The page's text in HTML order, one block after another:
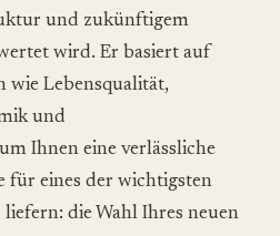
und zukünftigem
wird. Er basiert auf
wie Lebensqualität,
und
Ihnen eine verlässliche
für eines der wichtigsten
die Wahl Ihres neuen